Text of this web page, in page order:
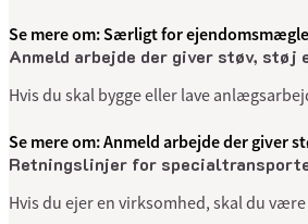
Se mere om: Særligt for
Anmeld arbejde der giver støv,
Hvis du skal bygge eller lave
Se mere om: Anmeld arbejde der giver
Retningslinjer for
Hvis du ejer en virksomhed, skal du